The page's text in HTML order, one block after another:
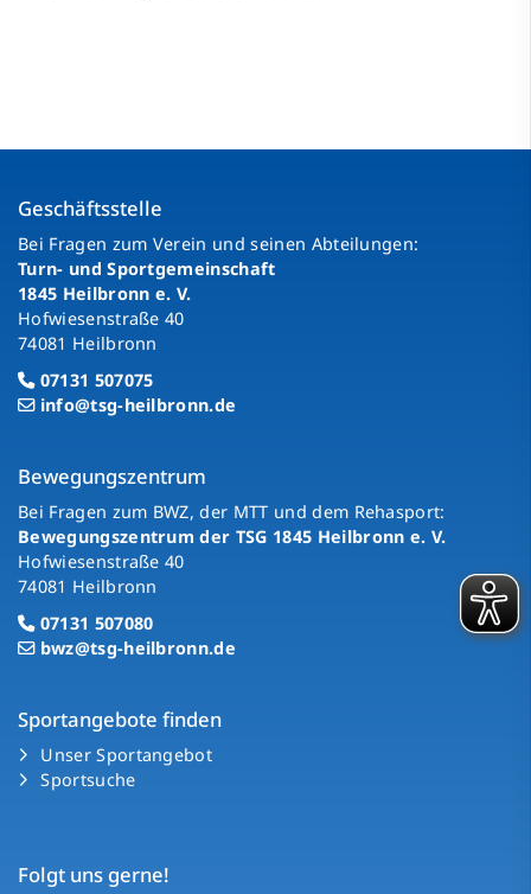
Geschäftsstelle
Bei Fragen zum Verein und seinen Abteilungen:
Turn- und Sportgemeinschaft
1845 Heilbronn e. V.
Hofwiesenstraße 40
74081 Heilbronn
07131 507075
info@tsg-heilbronn.de
Bewegungszentrum
Bei Fragen zum BWZ, der MTT und dem Rehasport:
Bewegungszentrum der TSG 1845 Heilbronn e. V.
Hofwiesenstraße 40
74081 Heilbronn
07131 507080
bwz@tsg-heilbronn.de
Sportangebote finden
Unser Sportangebot
Sportsuche
Folgt uns gerne!